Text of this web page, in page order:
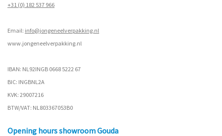
+31 (0) 182 537 966
Email: info@jongeneelverpakking.nl
www.jongeneelverpakking.nl
IBAN: NL92INGB 0668 5222 67
BIC: INGBNL2A
KVK: 29007216
BTW/VAT: NL803367053B0
Opening hours showroom Gouda